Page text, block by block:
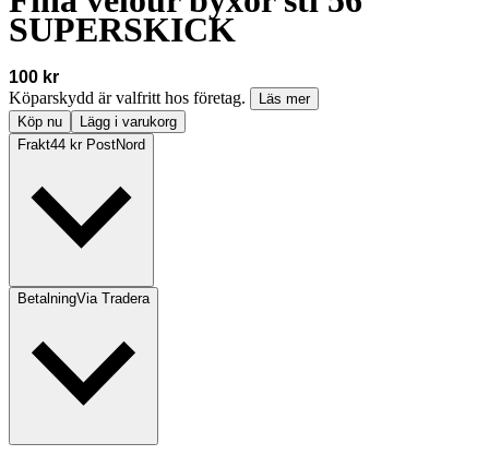
SUPERSKICK
100 kr
Köparskydd är valfritt hos företag.
Läs mer
Köp nu
Lägg i varukorg
Frakt44 kr PostNord
BetalningVia Tradera